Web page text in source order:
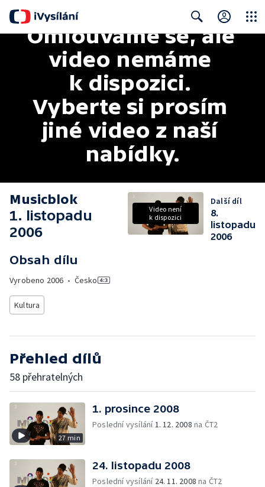
Search
Omlouváme se, ale
video nemáme
k dispozici.
Vyberte si prosím
jiné video z naší
nabídky.
Musicblok
1. listopadu
2006
Obsah dílu
Vyrobeno 2006 • Česko
Kultura
Video není
k dispozici
Další díl
8.
listopadu
2006
Přehled dílů
58 přehratelných
27 min
1. prosince 2008
Poslední vysílání1. 12. 2008 na ČT2
24. listopadu 2008
Poslední vysílání 24. 11. 2008 na ČT2